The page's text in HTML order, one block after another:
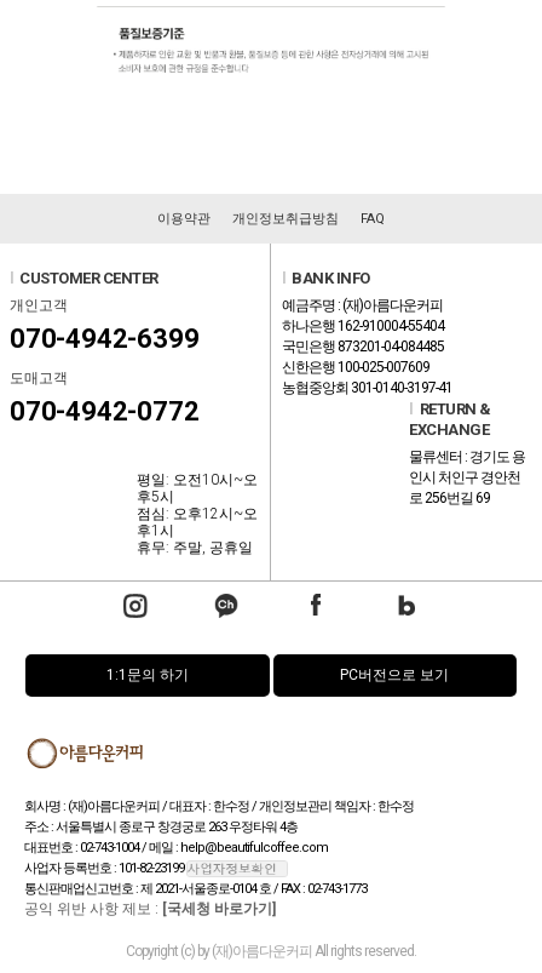
이용약관 개인정보취급방침 FAQ
CUSTOMER CENTER
개인고객
070-4942-6399
도매고객
070-4942-0772
평일: 오전10시~오
후5시
점심: 오후12시~오
후1시
휴무: 주말, 공휴일
BANK INFO
예금주명 : (재)아름다운커피
하나은행 162-910004-55404
국민은행 873201-04-084485
신한은행 100-025-007609
농협중앙회 301-0140-3197-41
RETURN &
EXCHANGE
물류센터 : 경기도 용
인시 처인구 경안천
로 256번길 69
1:1문의 하기 PC버전으로 보기
회사명 : (재)아름다운커피 / 대표자 : 한수정 / 개인정보관리 책임자 : 한수정
주소 : 서울특별시 종로구 창경궁로 263 우정타워 4층
대표번호 : 02-743-1004 / 메일 : help@beautifulcoffee.com
사업자 등록번호 : 101-82-23199
통신판매업신고번호 : 제 2021-서울종로-0104 호 / FAX : 02-743-1773
공익 위반 사항 제보 : [국세청 바로가기]
Copyright (c) by (재)아름다운커피 All rights reserved.